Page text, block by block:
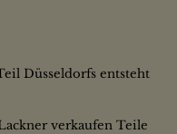
Düsseldorfs entsteht
verkaufen Teile